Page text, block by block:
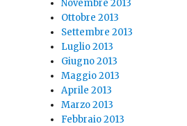
Novembre 2013
Ottobre 2013
Settembre 2013
Luglio 2013
Giugno 2013
Maggio 2013
Aprile 2013
Marzo 2013
Febbraio 2013